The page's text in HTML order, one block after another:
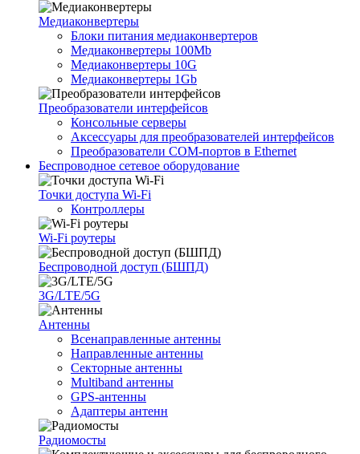
Медиаконвертеры
Блоки питания медиаконвертеров
Медиаконвертеры 100Mb
Медиаконвертеры 10G
Медиаконвертеры 1Gb
Преобразователи интерфейсов
Консольные серверы
Аксессуары для преобразователей интерфейсов
Преобразователи COM-портов в Ethernet
Беспроводное сетевое оборудование
Точки доступа Wi-Fi
Контроллеры
Wi-Fi роутеры
Беспроводной доступ (БШПД)
3G/LTE/5G
Антенны
Всенаправленные антенны
Направленные антенны
Секторные антенны
Multiband антенны
GPS-антенны
Адаптеры антенн
Радиомосты